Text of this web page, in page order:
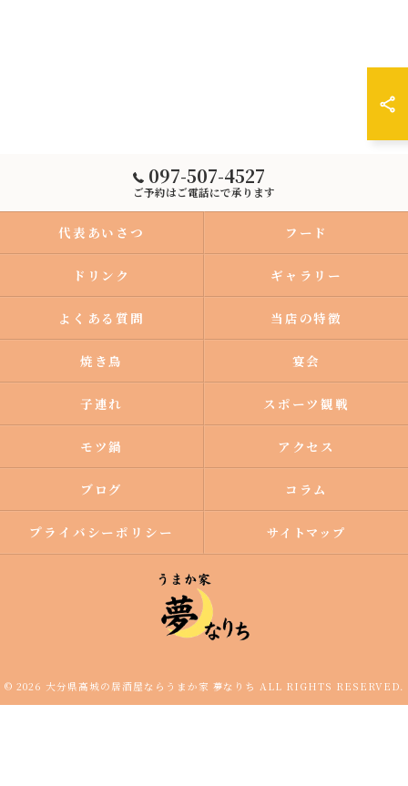
097-507-4527
ご予約はご電話にで承ります
代表あいさつ フード
ドリンク ギャラリー
よくある質問 当店の特徴
焼き鳥 宴会
子連れ スポーツ観戦
モツ鍋 アクセス
ブログ コラム
プライバシーポリシー サイトマップ
© 2026 大分県高城の居酒屋ならうまか家 夢なりち ALL RIGHTS RESERVED.